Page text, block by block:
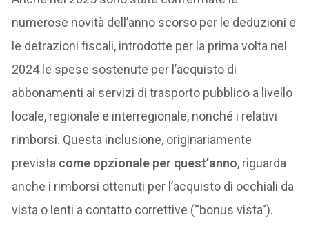
numerose novità dell’anno scorso per le deduzioni e
le detrazioni fiscali, introdotte per la prima volta nel
2024 le spese sostenute per l’acquisto di
abbonamenti ai servizi di trasporto pubblico a livello
locale, regionale e interregionale, nonché i relativi
rimborsi. Questa inclusione, originariamente
prevista come opzionale per quest’anno, riguarda
anche i rimborsi ottenuti per l’acquisto di occhiali da
vista o lenti a contatto correttive (“bonus vista”).